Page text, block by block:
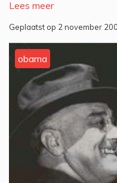
Lees meer
Geplaatst op 2 november
obama